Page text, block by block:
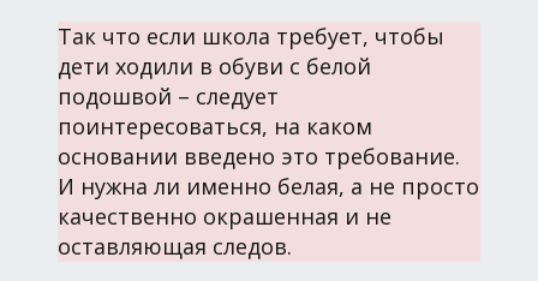
Так что если школа требует, чтобы
дети ходили в обуви с белой
подошвой – следует
поинтересоваться, на каком
основании введено это требование.
И нужна ли именно белая, а не просто
качественно окрашенная и не
оставляющая следов.